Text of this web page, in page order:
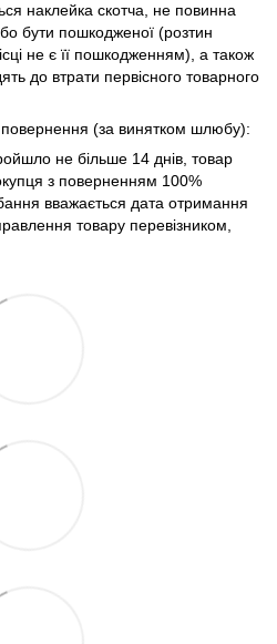
наклейка скотча, не повинна
бути пошкодженої (розтин
не є її пошкодженням), а також
до втрати первісного товарного
(за винятком шлюбу):
не більше 14 днів, товар
з поверненням 100%
вважається дата отримання
товару перевізником,